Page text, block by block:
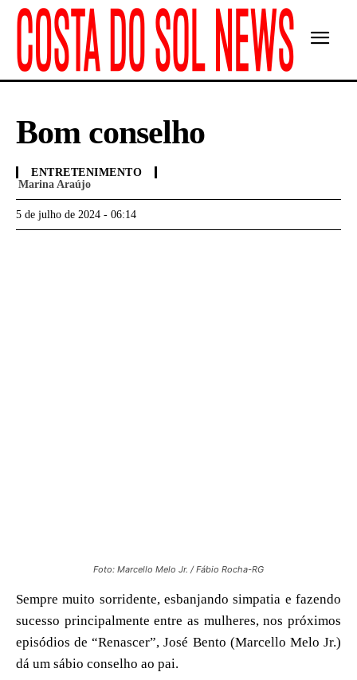
Bom conselho
ENTRETENIMENTO
Marina Araújo
5 de julho de 2024 - 06:14
Foto: Marcello Melo Jr. / Fábio Rocha-RG
Sempre muito sorridente, esbanjando simpatia e fazendo
sucesso principalmente entre as mulheres, nos próximos
episódios de “Renascer”, José Bento (Marcello Melo Jr.)
dá um sábio conselho ao pai.